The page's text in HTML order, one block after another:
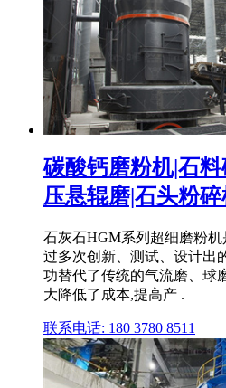
碳酸钙磨粉机|石
压悬辊磨|石头粉碎
石灰石HGM系列超细磨粉
过多次创新、测试、设计出
功替代了传统的气流磨、球
大降低了成本,提高产 .
联系电话: 180 3780 8511